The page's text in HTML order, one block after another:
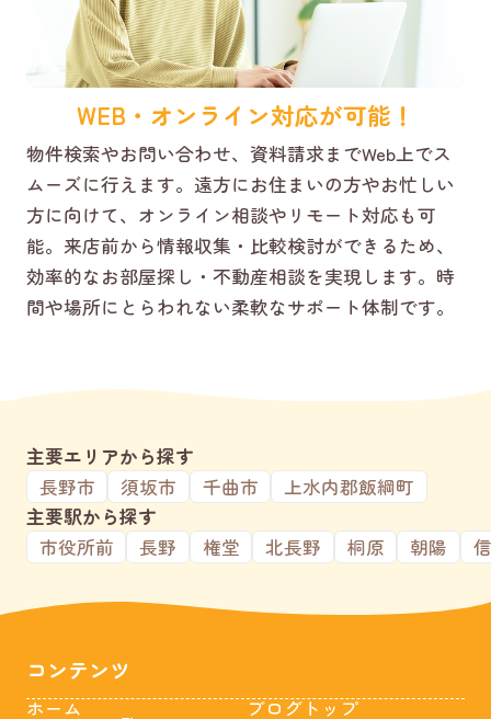
WEB・オンライン対応が可能！
物件検索やお問い合わせ、資料請求までWeb上でス
ムーズに行えます。遠方にお住まいの方やお忙しい
方に向けて、オンライン相談やリモート対応も可
能。来店前から情報収集・比較検討ができるため、
効率的なお部屋探し・不動産相談を実現します。時
間や場所にとらわれない柔軟なサポート体制です。
主要エリアから探す
長野市
須坂市 千曲市
上水内郡飯綱町
主要駅から探す
市役所前
長野 権堂 北長野 桐原 朝陽
コンテンツ
ホーム ブログトップ